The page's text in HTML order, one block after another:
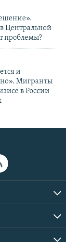
Центральной
проблемы?
и
Мигранты
в России